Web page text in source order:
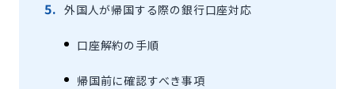
外国人が帰国する際の銀行口座対応
口座解約の手順
帰国前に確認すべき事項